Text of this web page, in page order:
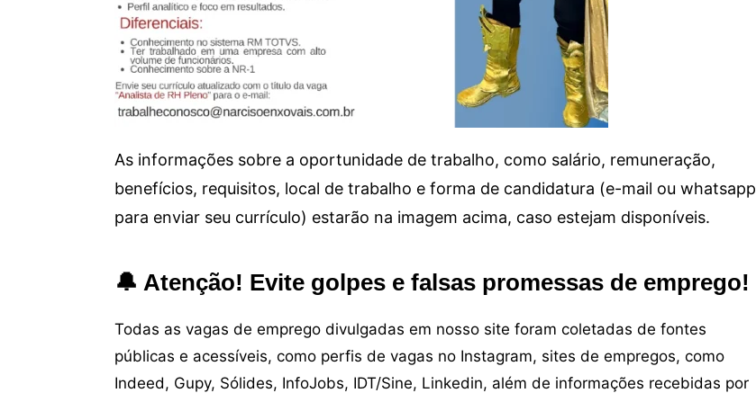
As informações sobre a oportunidade de trabalho, como salário, remuneração,
benefícios, requisitos, local de trabalho e forma de candidatura (e-mail ou whatsapp
para enviar seu currículo) estarão na imagem acima, caso estejam disponíveis.
🔔 Atenção! Evite golpes e falsas promessas de emprego!
Todas as vagas de emprego divulgadas em nosso site foram coletadas de fontes
públicas e acessíveis, como perfis de vagas no Instagram, sites de empregos, como
Indeed, Gupy, Sólides, InfoJobs, IDT/Sine, Linkedin, além de informações recebidas por